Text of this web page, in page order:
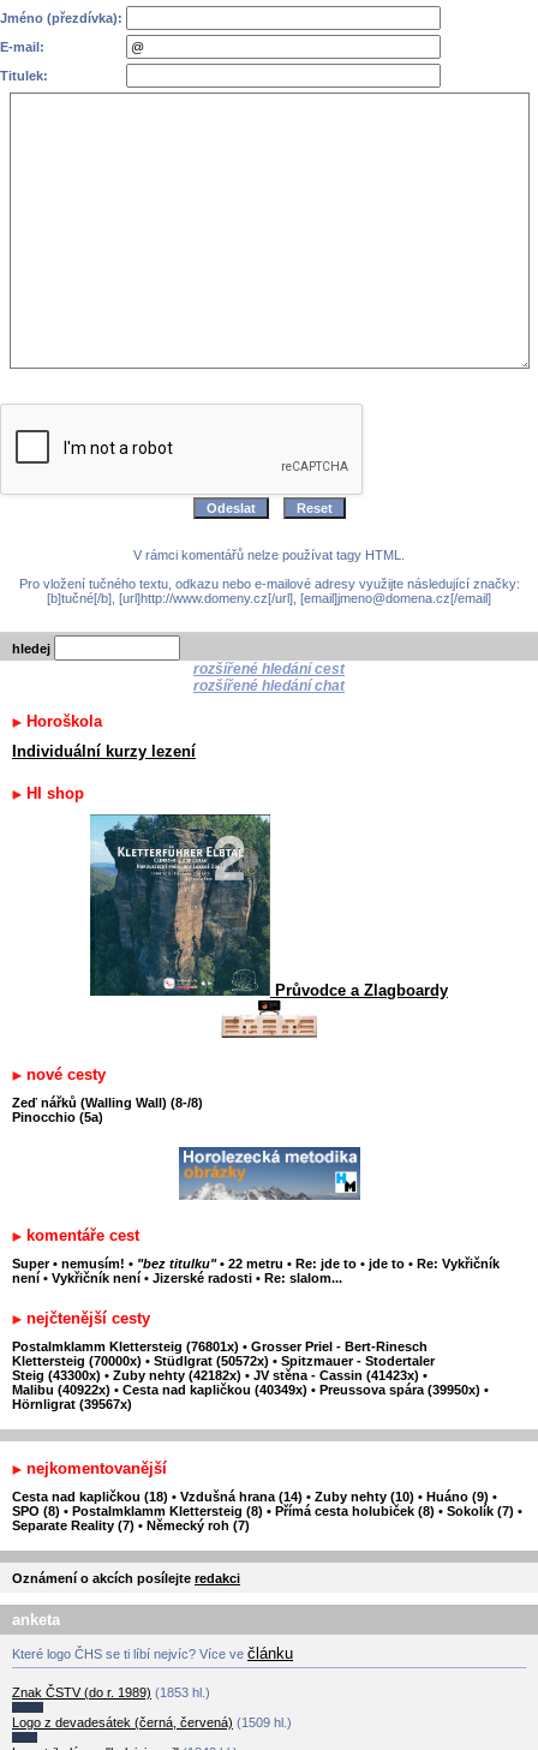
Jméno (přezdívka):
E-mail:
Titulek:
V rámci komentářů nelze používat tagy HTML.
Pro vložení tučného textu, odkazu nebo e-mailové adresy využijte následující značky:
[b]tučné[/b], [url]http://www.domeny.cz[/url], [email]jmeno@domena.cz[/email]
hledej
rozšířené hledání cest
rozšířené hledání chat
Horoškola
Individuální kurzy lezení
HI shop
Průvodce a Zlagboardy
nové cesty
Zeď nářků (Walling Wall) (8-/8)
Pinocchio (5a)
komentáře cest
Super • nemusím! • "bez titulku" • 22 metru • Re: jde to • jde to • Re: Vykřičník
není • Vykřičník není • Jizerské radosti • Re: slalom...
nejčtenější cesty
Postalmklamm Klettersteig (76801x) • Grosser Priel - Bert-Rinesch
Klettersteig (70000x) • Stüdlgrat (50572x) • Spitzmauer - Stodertaler
Steig (43300x) • Zuby nehty (42182x) • JV stěna - Cassin (41423x) •
Malibu (40922x) • Cesta nad kapličkou (40349x) • Preussova spára (39950x) •
Hörnligrat (39567x)
nejkomentovanější
Cesta nad kapličkou (18) • Vzdušná hrana (14) • Zuby nehty (10) • Huáno (9) •
SPO (8) • Postalmklamm Klettersteig (8) • Přímá cesta holubiček (8) • Sokolík (7) •
Separate Reality (7) • Německý roh (7)
Oznámení o akcích posílejte redakci
anketa
Které logo ČHS se ti líbí nejvíc? Více ve článku
Znak ČSTV (do r. 1989) (1853 hl.)
Logo z devadesátek (černá, červená) (1509 hl.)